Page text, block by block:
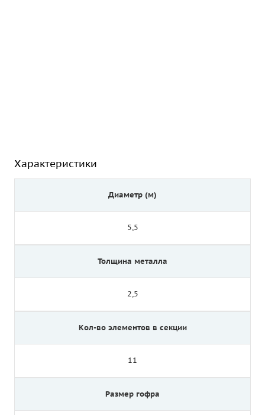
Характеристики
Диаметр (м)
5,5
Толщина металла
2,5
Кол-во элементов в секции
11
Размер гофра